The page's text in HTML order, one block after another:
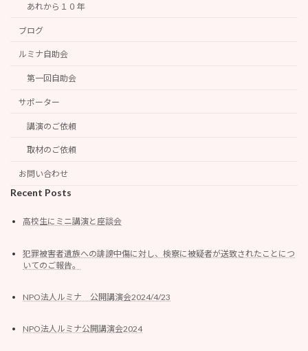
あれから１０年
ブログ
ルミナ自助会
第一回自助会
サポーター
講演のご依頼
取材のご依頼
お問い合わせ
Recent Posts
高校生にミニ講演と座談会
犯罪被害者遺族への誹謗中傷に対し、検察に被疑者が送致されたことにつ
いてのご報告。
NPO法人ルミナ 公開講演会2024/4/23
NPO法人ルミナ公開講演会2024